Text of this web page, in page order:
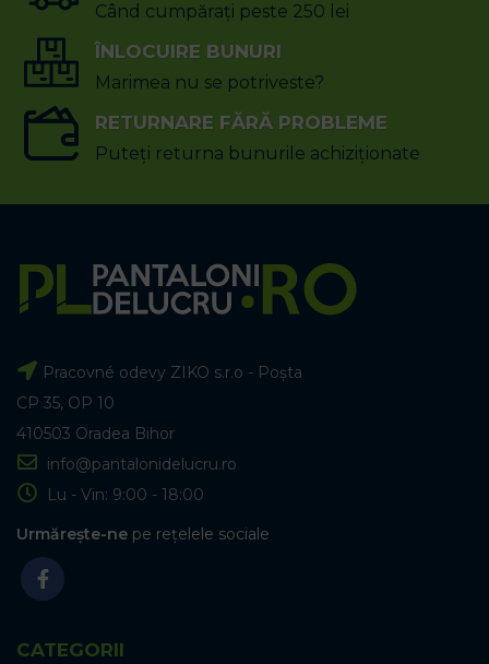
Când cumpărați peste 250 lei
ÎNLOCUIRE BUNURI
Marimea nu se potriveste?
RETURNARE FĂRĂ PROBLEME
Puteți returna bunurile achiziționate
Pracovné odevy ZIKO s.r.o - Poșta
CP 35, OP 10
410503 Oradea Bihor
info@pantalonidelucru.ro
Lu - Vin: 9:00 - 18:00
Urmărește-ne pe rețelele sociale
CATEGORII